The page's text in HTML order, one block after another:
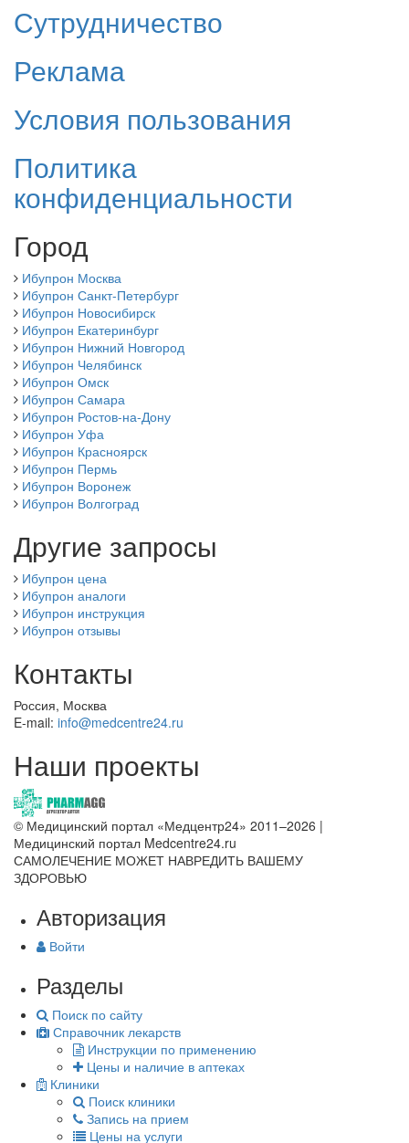
Сутрудничество
Реклама
Условия пользования
Политика
конфиденциальности
Город
Ибупрон Москва
Ибупрон Санкт-Петербург
Ибупрон Новосибирск
Ибупрон Екатеринбург
Ибупрон Нижний Новгород
Ибупрон Челябинск
Ибупрон Омск
Ибупрон Самара
Ибупрон Ростов-на-Дону
Ибупрон Уфа
Ибупрон Красноярск
Ибупрон Пермь
Ибупрон Воронеж
Ибупрон Волгоград
Другие запросы
Ибупрон цена
Ибупрон аналоги
Ибупрон инструкция
Ибупрон отзывы
Контакты
Россия, Москва
E-mail: info@medcentre24.ru
Наши проекты
© Медицинский портал «Медцентр24» 2011–2026 |
Медицинский портал Medcentre24.ru
САМОЛЕЧЕНИЕ МОЖЕТ НАВРЕДИТЬ ВАШЕМУ
ЗДОРОВЬЮ
Авторизация
Войти
Разделы
Поиск по сайту
Справочник лекарств
Инструкции по применению
Цены и наличие в аптеках
Клиники
Поиск клиники
Запись на прием
Цены на услуги